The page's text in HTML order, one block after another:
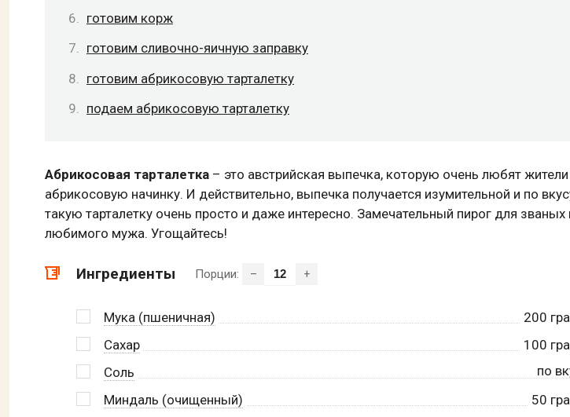
готовим корж
готовим сливочно-яичную заправку
готовим абрикосовую тарталетку
подаем абрикосовую тарталетку
Абрикосовая тарталетка – это австрийская выпечка, которую очень любят
абрикосовую начинку. И действительно, выпечка получается изумительной и по
такую тарталетку очень просто и даже интересно. Замечательный пирог для
любимого мужа. Угощайтесь!
Ингредиенты Порции: – +
Мука (пшеничная) 200
Сахар
100
Соль
по
Миндаль (очищенный)
50